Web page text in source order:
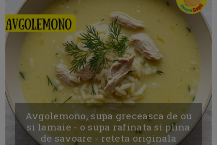
Avgolemono, supa greceasca de ou
si lamaie - o supa rafinata si plina
de savoare - reteta originala